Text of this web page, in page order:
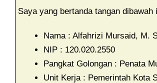
Saya yang bertanda tangan dibawah
Nama : Alfahrizi Mursaid, M.
NIP : 120.020.2550
Pangkat Golongan : Penata
Unit Kerja : Pemerintah Kota